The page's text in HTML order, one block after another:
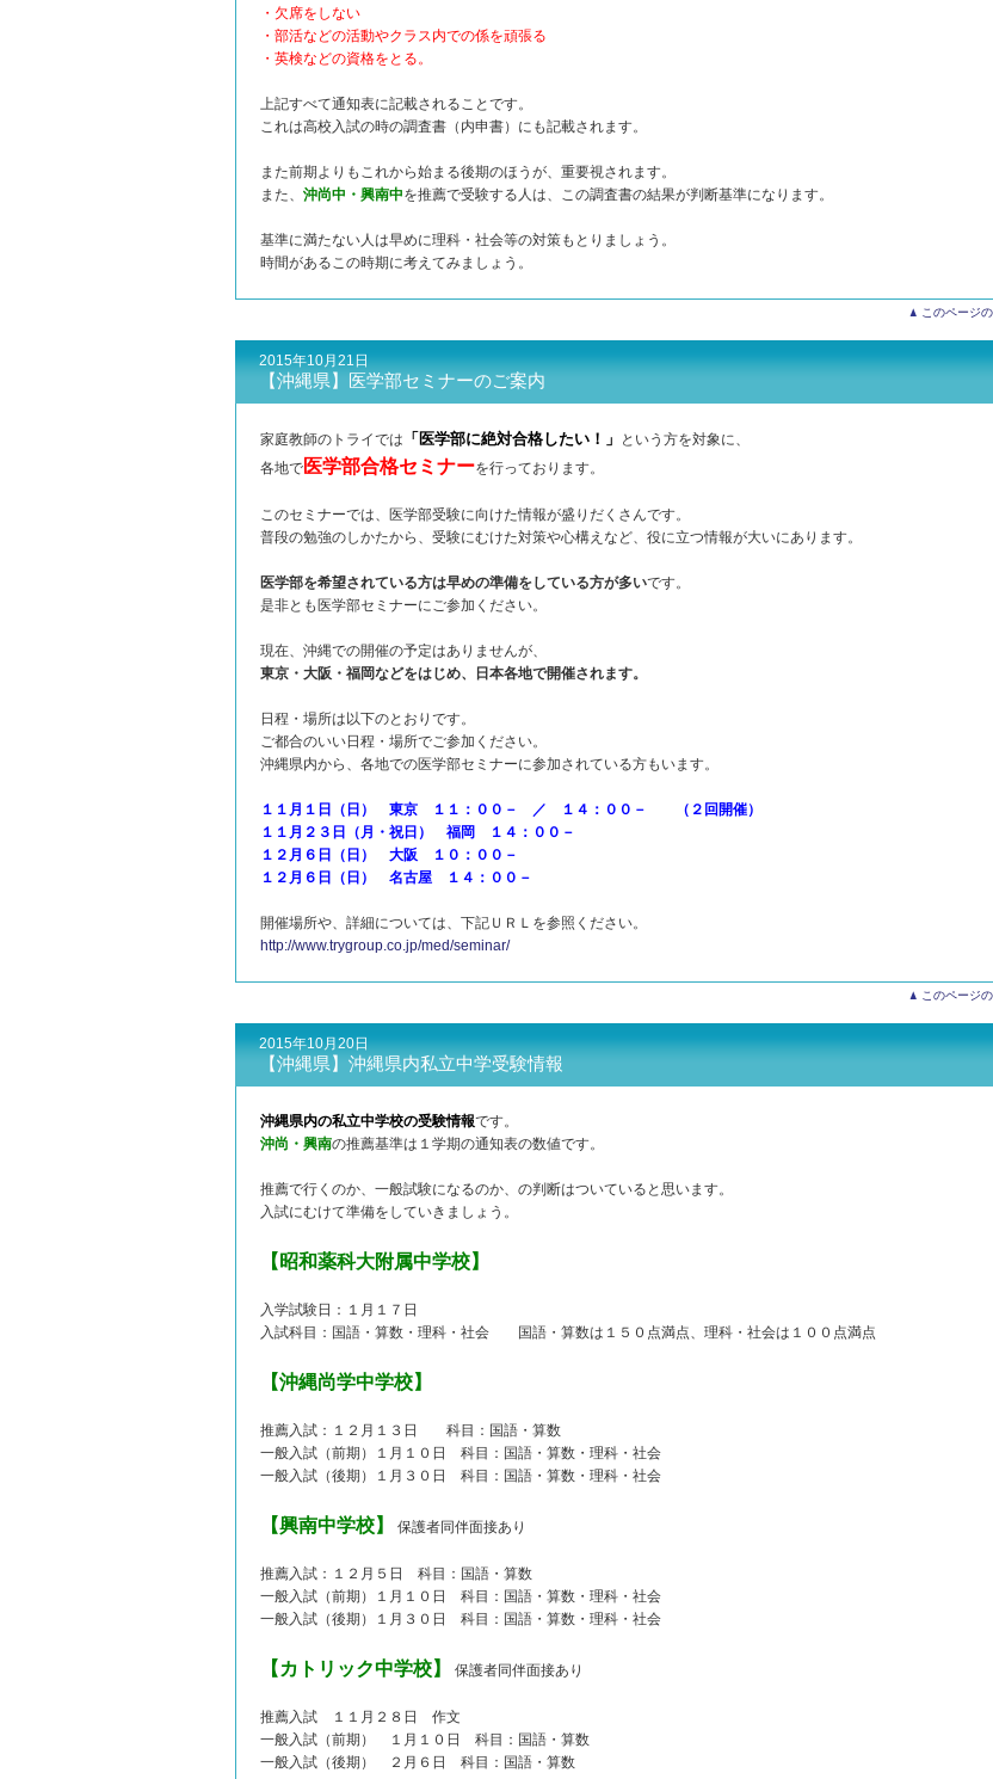
・欠席をしない
・部活などの活動やクラス内での係を頑張る
・英検などの資格をとる。
上記すべて通知表に記載されることです。
これは高校入試の時の調査書（内申書）にも記載されます。
また前期よりもこれから始まる後期のほうが、重要視されます。
また、 沖尚中・興南中を推薦で受験する人は、この調査書の結果が判断基準になります。
基準に満たない人は早めに理科・社会等の対策もとりましょう。
時間があるこの時期に考えてみましょう。
このページ
2015年10月21日
【沖縄県】医学部セミナーのご案内
家庭教師のトライでは 「医学部に絶対合格したい！」
という方を対象に、
各地で 医学部合格セミナーを行っております。
このセミナーでは、医学部受験に向けた情報が盛りだくさんです。
普段の勉強のしかたから、受験にむけた対策や心構えなど、役に立つ情報が大いにあります。
医学部を希望されている方は早めの準備をしている方が多いです。
是非とも医学部セミナーにご参加ください。
現在、沖縄での開催の予定はありませんが、
東京・大阪・福岡などをはじめ、日本各地で開催されます。
日程・場所は以下のとおりです。
ご都合のいい日程・場所でご参加ください。
沖縄県内から、各地での医学部セミナーに参加されている方もいます。
１１月１日（日） 東京 １１：００－ ／ １４：００－ （２回開催）
１１月２３日（月・祝日） 福岡 １４：００－
１２月６日（日） 大阪 １０：００－
１２月６日（日） 名古屋 １４：００－
開催場所や、詳細については、下記ＵＲＬを参照ください。
http://www.trygroup.co.jp/med/seminar/
このページ
2015年10月20日
【沖縄県】沖縄県内私立中学受験情報
沖縄県内の私立中学校の受験情報です。
沖尚・興南の推薦基準は１学期の通知表の数値です。
推薦で行くのか、一般試験になるのか、の判断はついていると思います。
入試にむけて準備をしていきましょう。
【昭和薬科大附属中学校】
入学試験日：１月１７日
入試科目：国語・算数・理科・社会 国語・算数は１５０点満点、理科・社会は１００点満点
【沖縄尚学中学校】
推薦入試：１２月１３日 科目：国語・算数
一般入試（前期）１月１０日 科目：国語・算数・理科・社会
一般入試（後期）１月３０日 科目：国語・算数・理科・社会
【興南中学校】 保護者同伴面接あり
推薦入試：１２月５日 科目：国語・算数
一般入試（前期）１月１０日 科目：国語・算数・理科・社会
一般入試（後期）１月３０日 科目：国語・算数・理科・社会
【カトリック中学校】 保護者同伴面接あり
推薦入試 １１月２８日 作文
一般入試（前期） １月１０日 科目：国語・算数
一般入試（後期） ２月６日 科目：国語・算数